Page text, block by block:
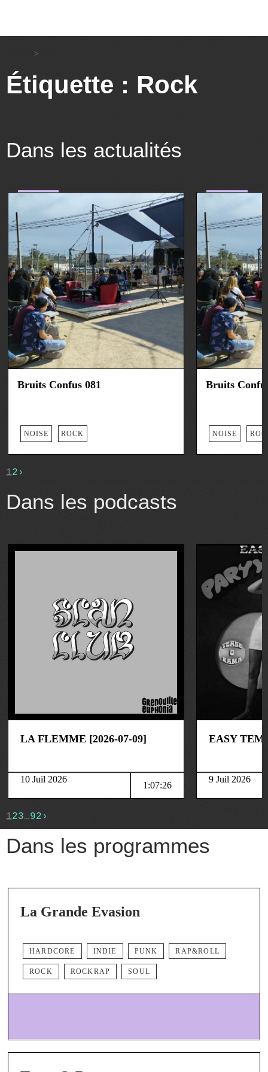
>
Étiquette : Rock
Dans les actualités
Bruits Confus 081
NOISE ROCK
Bruits
NOISE
12 ›
Dans les podcasts
LA FLEMME [2026-07-09]
10 Juil 2026
1:07:26
EASY
9 Juil 2026
123…92 ›
Dans les programmes
La Grande Evasion
HARDCORE INDIE PUNK RAP&ROLL
ROCK ROCKRAP SOUL